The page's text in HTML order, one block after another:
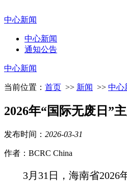
中心新闻
中心新闻
通知公告
中心新闻
当前位置： 首页 >> 新闻 >> 中心
2026年“国际无废日”
发布时间： 2026-03-31
作者：BCRC China
3月31日，海南省2026